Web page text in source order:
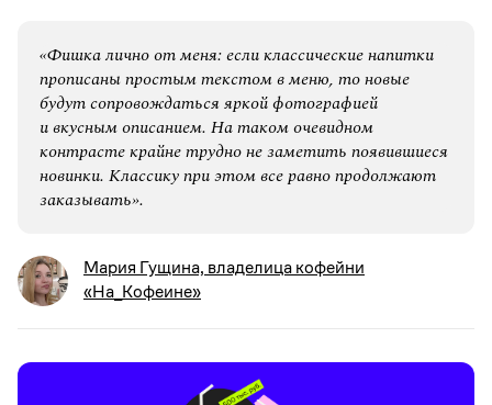
«Фишка лично от меня: если классические напитки
прописаны простым текстом в меню, то новые
будут сопровождаться яркой фотографией
и вкусным описанием. На таком очевидном
контрасте крайне трудно не заметить появившиеся
новинки. Классику при этом все равно продолжают
заказывать».
Мария Гущина, владелица кофейни
«На_Кофеине»